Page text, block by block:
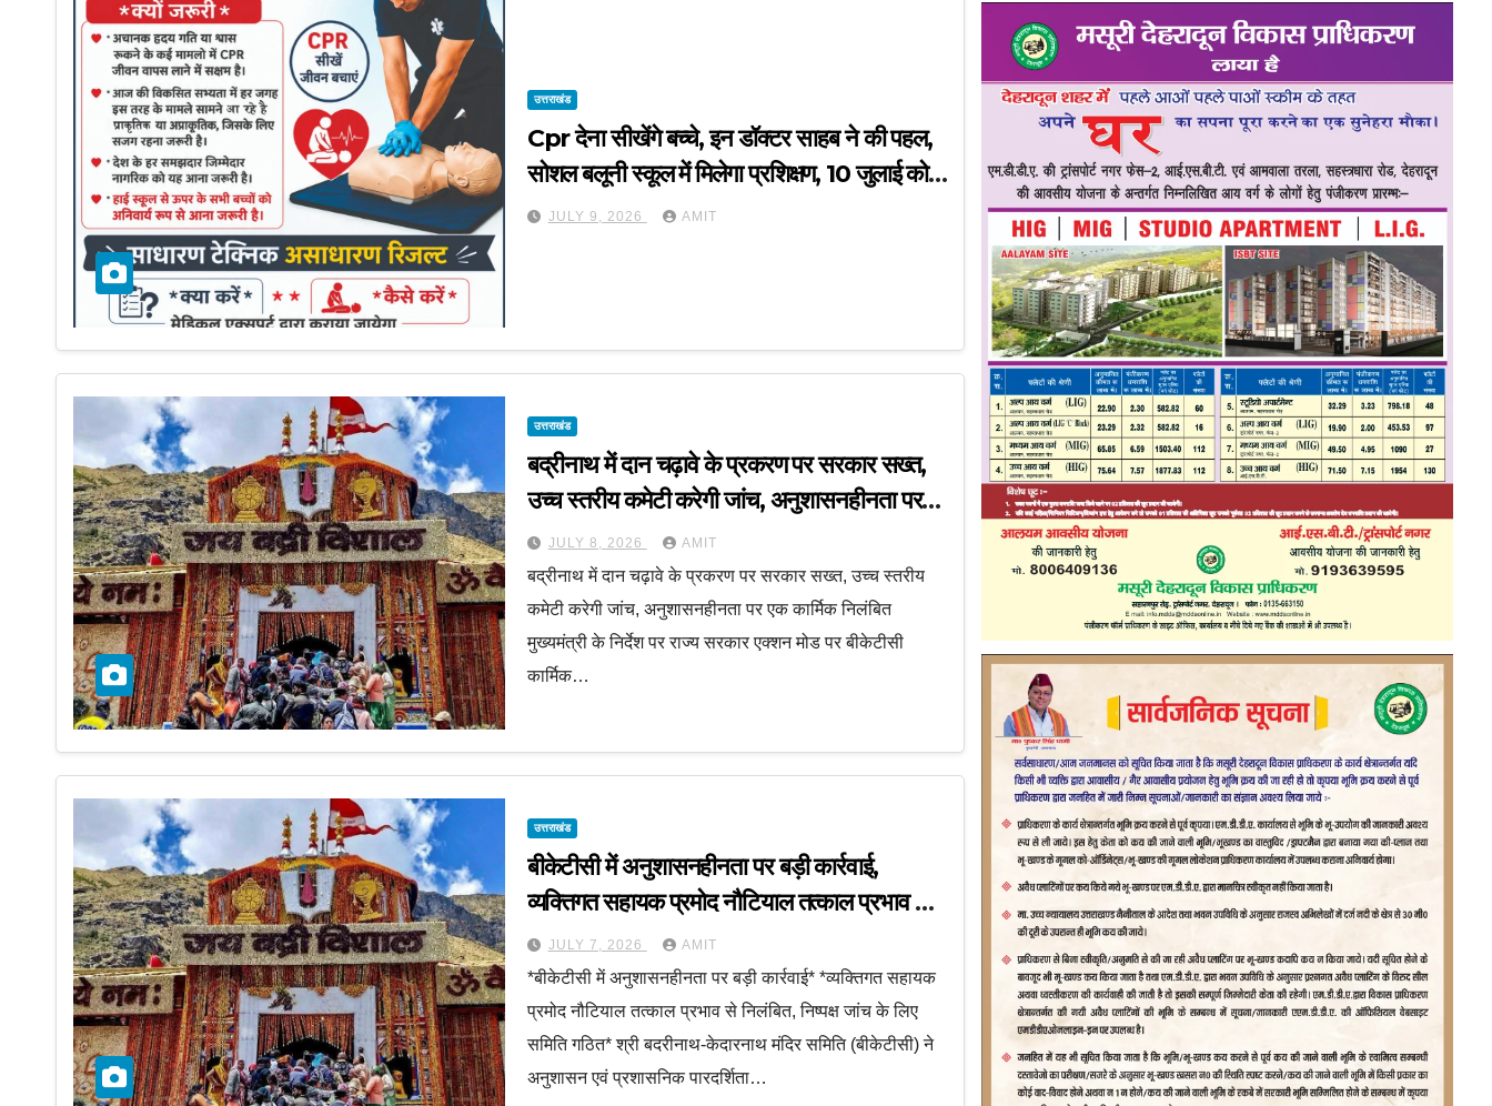
उत्तराखंड
Cpr देना सीखेंगे बच्चे, इन डॉक्टर साहब ने की पहल,
सोशल बलूनी स्कूल में मिलेगा प्रशिक्षण, 10 जुलाई को
सुबह 8 से होगा प्रशिक्षण, प्रीतम भरतवाण ने भी मुहिम
JULY 9, 2026 AMIT
उत्तराखंड
बद्रीनाथ में दान चढ़ावे के प्रकरण पर सरकार सख्त,
उच्च स्तरीय कमेटी करेगी जांच, अनुशासनहीनता पर
एक कार्मिक निलंबित
JULY 8, 2026 AMIT
बद्रीनाथ में दान चढ़ावे के प्रकरण पर सरकार सख्त, उच्च स्तरीय
कमेटी करेगी जांच, अनुशासनहीनता पर एक कार्मिक निलंबित
मुख्यमंत्री के निर्देश पर राज्य सरकार एक्शन मोड पर बीकेटीसी
कार्मिक…
उत्तराखंड
बीकेटीसी में अनुशासनहीनता पर बड़ी कार्रवाई,
व्यक्तिगत सहायक प्रमोद नौटियाल तत्काल प्रभाव से
निलंबित, निष्पक्ष जांच के लिए समिति गठित
JULY 7, 2026 AMIT
*बीकेटीसी में अनुशासनहीनता पर बड़ी कार्रवाई* *व्यक्तिगत सहायक
प्रमोद नौटियाल तत्काल प्रभाव से निलंबित, निष्पक्ष जांच के लिए
समिति गठित* श्री बदरीनाथ-केदारनाथ मंदिर समिति (बीकेटीसी) ने
अनुशासन एवं प्रशासनिक पारदर्शिता…